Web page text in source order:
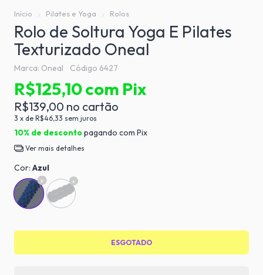
Início Pilates e Yoga Rolos
Rolo de Soltura Yoga E Pilates
Texturizado Oneal
Marca: Oneal Código 6427
R$139,00
R$125,10com Pix
3 x de R$46,33 sem juros
10% de descontopagando com Pix
Ver mais detalhes
Cor: Azul